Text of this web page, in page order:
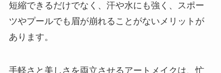
短縮できるだけでなく、汗や水にも強く、スポー
ツやプールでも眉が崩れることがないメリットが
あります。
手軽さと美しさを両立させるアートメイクは、忙